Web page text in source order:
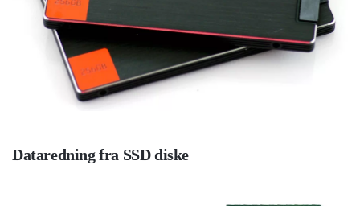
Dataredning fra SSD diske